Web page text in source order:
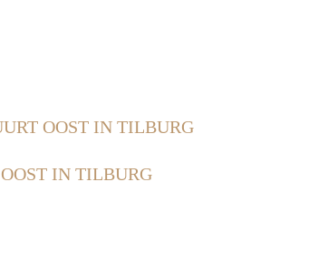
OOST IN TILBURG
IN TILBURG